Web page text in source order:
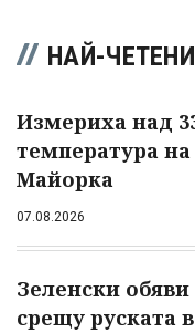
НАЙ-ЧЕТЕНИ
Измериха над
температура
Майорка
07.08.2026
Зеленски
срещу руската